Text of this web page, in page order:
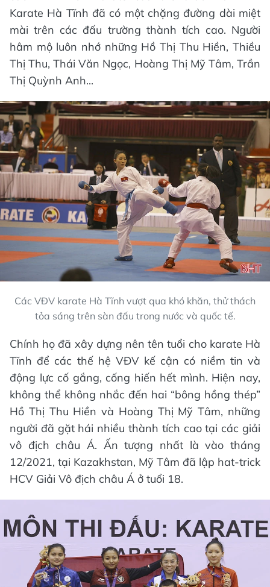
Karate Hà Tĩnh đã có một chặng đường dài miệt
mài trên các đấu trường thành tích cao. Người
hâm mộ luôn nhớ những Hồ Thị Thu Hiền, Thiều
Thị Thu, Thái Văn Ngọc, Hoàng Thị Mỹ Tâm, Trần
Thị Quỳnh Anh...
Các VĐV karate Hà Tĩnh vượt qua khó khăn, thử thách
tỏa sáng trên sàn đấu trong nước và quốc tế.
Chính họ đã xây dựng nên tên tuổi cho karate Hà
Tĩnh để các thế hệ VĐV kế cận có niềm tin và
động lực cố gắng, cống hiến hết mình. Hiện nay,
không thể không nhắc đến hai “bông hồng thép”
Hồ Thị Thu Hiền và Hoàng Thị Mỹ Tâm, những
người đã gặt hái nhiều thành tích cao tại các giải
vô địch châu Á. Ấn tượng nhất là vào tháng
12/2021, tại Kazakhstan, Mỹ Tâm đã lập hat-trick
HCV Giải Vô địch châu Á ở tuổi 18.